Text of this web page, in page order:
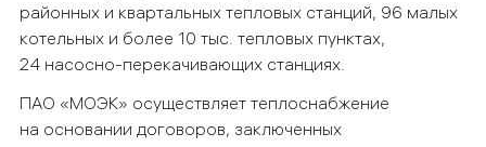
районных и квартальных тепловых станций, 96 малых
котельных и более 10 тыс. тепловых пунктах,
24 насосно-перекачивающих станциях.
ПАО «МОЭК» осуществляет теплоснабжение
на основании договоров, заключенных